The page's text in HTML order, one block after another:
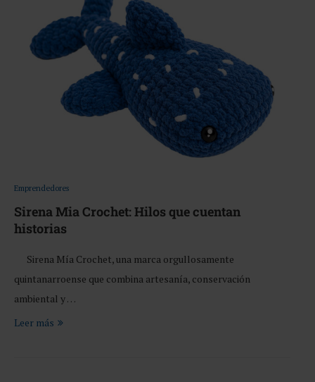
Emprendedores
Sirena Mia Crochet: Hilos que cuentan
historias
Sirena Mía Crochet, una marca orgullosamente
quintanarroense que combina artesanía, conservación
ambiental y …
Leer más